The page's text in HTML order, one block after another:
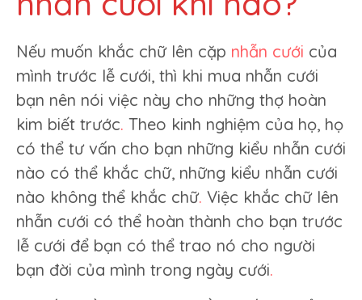
Nếu muốn khắc chữ lên cặp nhẫn cưới của
mình trước lễ cưới, thì khi mua nhẫn cưới
bạn nên nói việc này cho những thợ hoàn
kim biết trước. Theo kinh nghiệm của họ, họ
có thể tư vấn cho bạn những kiểu nhẫn cưới
nào có thể khắc chữ, những kiểu nhẫn cưới
nào không thể khắc chữ. Việc khắc chữ lên
nhẫn cưới có thể hoàn thành cho bạn trước
lễ cưới để bạn có thể trao nó cho người
bạn đời của mình trong ngày cưới.